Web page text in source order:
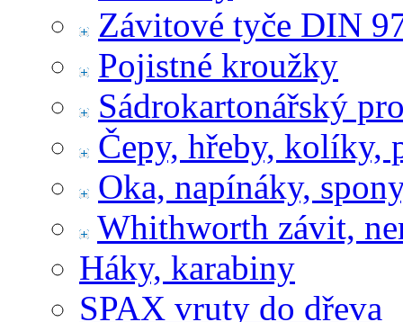
Závitové tyče DIN
Pojistné kroužky
Sádrokartonářský
Čepy, hřeby, kolíky,
Oka, napínáky,
Whithworth závit,
Háky, karabiny
SPAX vruty do dřeva